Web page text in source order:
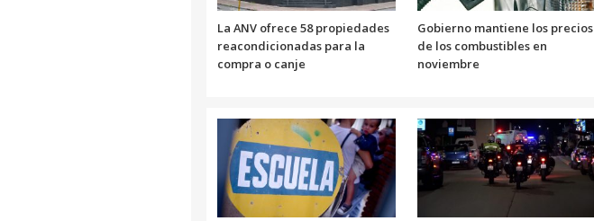
La ANV ofrece 58 propiedades
reacondicionadas para la
compra o canje
Gobierno mantiene los precios
de los combustibles en
noviembre